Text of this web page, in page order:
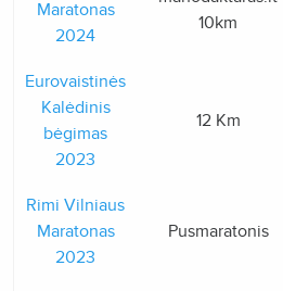
Maratonas
2024
10km
Eurovaistinės
Kalėdinis
bėgimas
2023
12 Km
Rimi Vilniaus
Maratonas
2023
Pusmaratonis